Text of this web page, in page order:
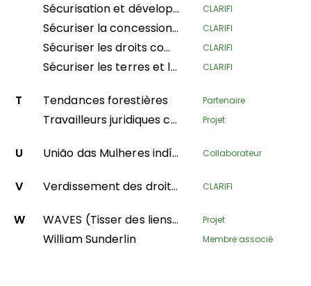
Sécurisation et développement des terres villageoises dans le territoire de Bikoro CLARIFI
Sécuriser la concession forestière communautaire des communautés locales dans la province de Mai-Ndombe, territoire de Kiri, secteur de Pendjwa CLARIFI
Sécuriser les droits communautaires et les terres pour la conservation de la biodiversité, la résilience climatique et l'amélioration des conditions de vie en République Centrafricaine CLARIFI
Sécuriser les terres et les moyens de subsistance des PACI dans un contexte de compétition foncière. CLARIFI
T Tendances forestières Partenaire
Travailleurs juridiques communautaires sur le terrain Projet
U União das Mulheres indígenas da Amazônia Brasileira Collaborateur
V Verdissement des droits fonciers des communautés forestières en République Gabonaise CLARIFI
W WAVES (Tisser des liens de leadership pour l'égalité des sexes) Projet
William Sunderlin Membre associé